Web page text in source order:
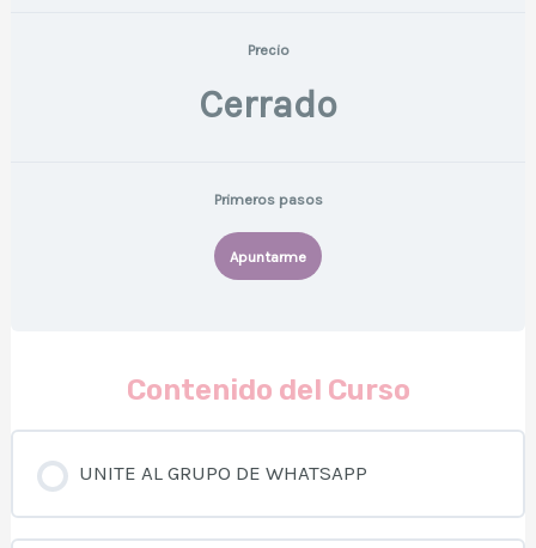
Precio
Cerrado
Primeros pasos
Apuntarme
Contenido del Curso
UNITE AL GRUPO DE WHATSAPP